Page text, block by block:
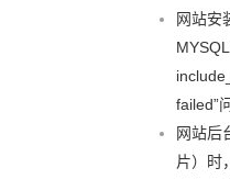
网站安
MYSQL
failed”
网站后
片）时